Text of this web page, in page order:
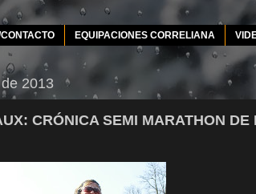
EQUIPACIONES CORRELIANA
2013
CRÓNICA SEMI MARATHON DE